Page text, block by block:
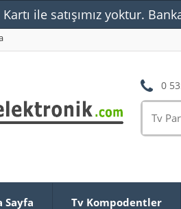
0
Sayfa Tv Kompodentler
ile satışımız yoktur.